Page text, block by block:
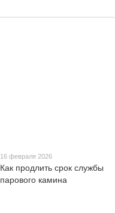
16 февраля 2026
Как продлить срок службы
парового камина